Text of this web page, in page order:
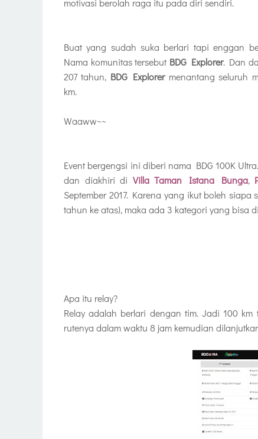
motivasi berolah raga itu pada diri sendiri.
Buat yang sudah suka berlari tapi enggan
Nama komunitas tersebut BDG Explorer. Dan
207 tahun, BDG Explorermenantang seluruh
km.
Waaww~~
Event bergengsi ini diberi nama BDG 100K
dan diakhiri di Villa Taman Istana Bunga,
September 2017. Karena yang ikut boleh
tahun ke atas), maka ada 3 kategori yang bisa
Apa itu relay?
Relay adalah berlari dengan tim. Jadi 100
rutenya dalam waktu 8 jam kemudian